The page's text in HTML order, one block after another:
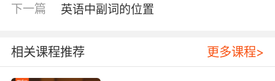
二、当rain在英语句子中作动词的时候，其含义
动词，也可以作不及物动词，一般用来表示雨下
得很大。一般我们会使用it作主语，表示天气如
下一篇 英语中副词的位置
相关课程推荐 更多课程>